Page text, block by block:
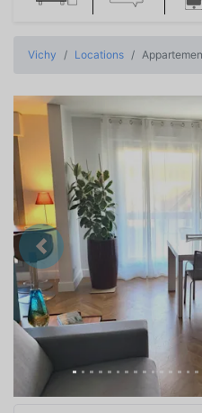
Vichy Locations
Précedent